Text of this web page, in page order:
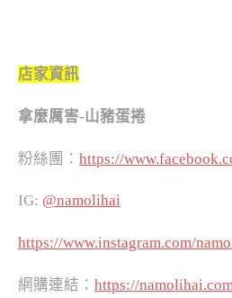
店家資訊
拿麼厲害-山豬蛋捲
粉絲團： https://
IG: @namolihai
https://www.instagram.com/
網購連結： https://